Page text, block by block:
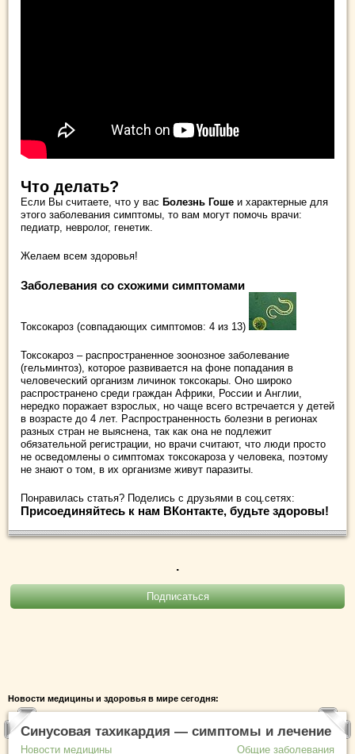
Что делать?
Если Вы считаете, что у вас Болезнь Гоше и характерные для
этого заболевания симптомы, то вам могут помочь врачи:
педиатр, невролог, генетик.
Желаем всем здоровья!
Заболевания со схожими симптомами
Токсокароз (совпадающих симптомов: 4 из 13)
Токсокароз – распространенное зоонозное заболевание
(гельминтоз), которое развивается на фоне попадания в
человеческий организм личинок токсокары. Оно широко
распространено среди граждан Африки, России и Англии,
нередко поражает взрослых, но чаще всего встречается у детей
в возрасте до 4 лет. Распространенность болезни в регионах
разных стран не выяснена, так как она не подлежит
обязательной регистрации, но врачи считают, что люди просто
не осведомлены о симптомах токсокароза у человека, поэтому
не знают о том, в их организме живут паразиты.
Понравилась статья? Поделись с друзьями в соц.сетях:
Присоединяйтесь к нам ВКонтакте, будьте здоровы!
.
Новости медицины и здоровья в мире сегодня:
Синусовая тахикардия — симптомы и лечение
Новости медицины Общие заболевания